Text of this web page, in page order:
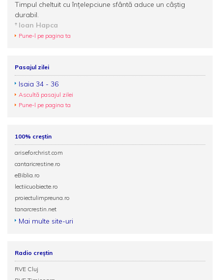
Timpul cheltuit cu înțelepciune sfântă aduce un câștig
durabil.
Ioan Hapca
Pune-l pe pagina ta
Pasajul zilei
Isaia 34 - 36
Ascultă pasajul zilei
Pune-l pe pagina ta
100% creștin
ariseforchrist.com
cantaricrestine.ro
eBiblia.ro
lectiicuobiecte.ro
proiectulimpreuna.ro
tanarcrestin.net
Mai multe site-uri
Radio creștin
RVE Cluj